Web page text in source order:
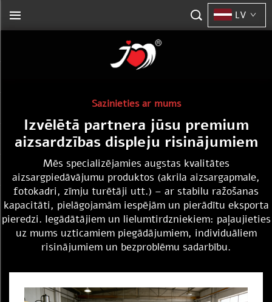
LV
Sazinieties ar mums
Izvēlētā partnera jūsu premium
aizsardzības displeju risinājumiem
Mēs specializējamies augstas kvalitātes
aizsargpiedāvājumu produktos (akrila aizsargapmale,
fotokadri, zīmju turētāji utt.) – ar stabilu ražošanas
kapacitāti, pielāgojamām iespējām un pierādītu eksporta
pieredzi. Iegādātājiem un lielumtirdzniekiem: paļaujieties
uz mums uzticamiem piegādājumiem, individuāliem
risinājumiem un bezproblēmu sadarbību.